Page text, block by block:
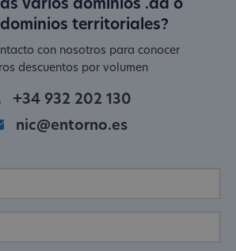
varios dominios .ad o
territoriales?
con nosotros para conocer
descuentos por volumen
+34 932 202 130
nic@entorno.es